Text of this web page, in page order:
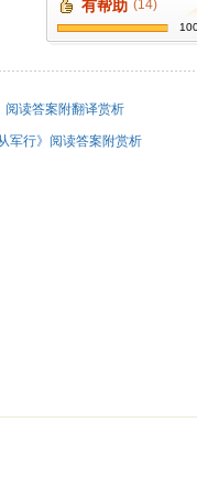
有帮助 (14)
阅读答案附翻译赏析
军行》阅读答案附赏析